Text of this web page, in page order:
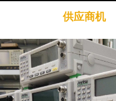
供应商机